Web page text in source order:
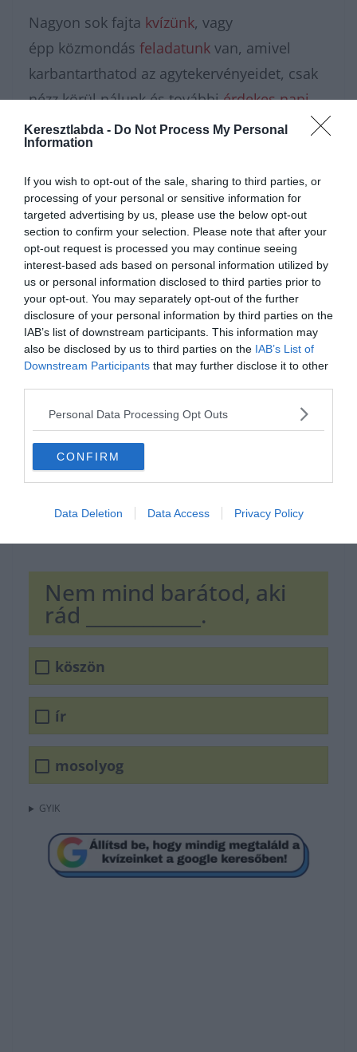
Keresztlabda - Do Not Process My Personal
Information
If you wish to opt-out of the sale, sharing to third parties, or
processing of your personal or sensitive information for
targeted advertising by us, please use the below opt-out
section to confirm your selection. Please note that after your
opt-out request is processed you may continue seeing
interest-based ads based on personal information utilized by
us or personal information disclosed to third parties prior to
your opt-out. You may separately opt-out of the further
disclosure of your personal information by third parties on the
IAB’s list of downstream participants. This information may
also be disclosed by us to third parties on the IAB’s List of
Downstream Participants that may further disclose it to other
Personal Data Processing Opt Outs
CONFIRM
Data Deletion Data Access Privacy Policy
Nagyon sok fajta kvízünk, vagy
épp közmondás feladatunk van, amivel
karbantarthatod az agytekervényeidet, csak
nézz körül nálunk és továbbiérdekes napi
feladatokat találhatsz!
Hirdetés
Nem mind barátod, aki
rád ____________.
köszön
ír
mosolyog
GYIK